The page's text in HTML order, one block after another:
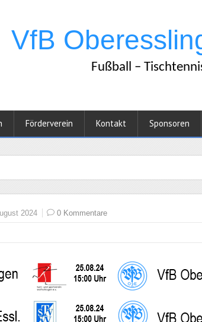
Förderverein Kontakt Sponsoren
2024 0 Kommentare